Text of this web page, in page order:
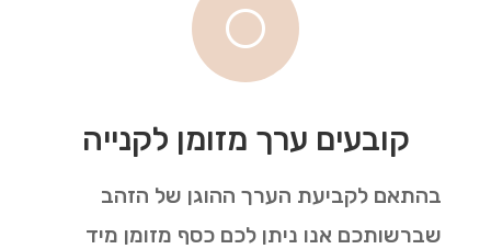
[
קובעים ערך מזומן לקנייה
בהתאם לקביעת הערך ההוגן של הזהב
שברשותכם אנו ניתן לכם כסף מזומן מיד